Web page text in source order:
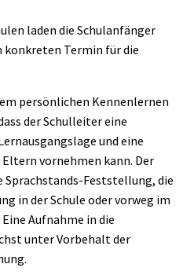
laden die Schulanfänger
konkreten Termin für die
persönlichen Kennenlernen
der Schulleiter eine
und eine
vornehmen kann. Der
Sprachstands-Feststellung, die
in der Schule oder vorweg im
Aufnahme in die
unter Vorbehalt der